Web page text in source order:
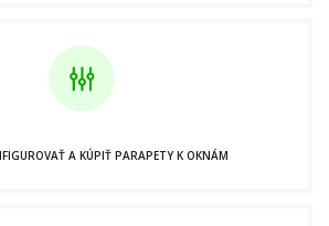
A KÚPIŤ PARAPETY K OKNÁM